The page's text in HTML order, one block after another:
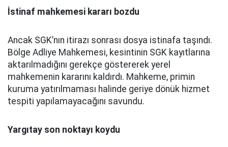
İstinaf mahkemesi kararı bozdu
Ancak SGK’nın itirazı sonrası dosya istinafa taşındı.
Bölge Adliye Mahkemesi, kesintinin SGK kayıtlarına
aktarılmadığını gerekçe göstererek yerel
mahkemenin kararını kaldırdı. Mahkeme, primin
kuruma yatırılmaması halinde geriye dönük hizmet
tespiti yapılamayacağını savundu.
Yargıtay son noktayı koydu